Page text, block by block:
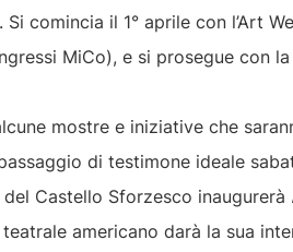
comincia il 1° aprile con l’Art
MiCo), e si prosegue con la
mostre e iniziative che
di testimone ideale
Castello Sforzesco inaugurerà
americano darà la sua